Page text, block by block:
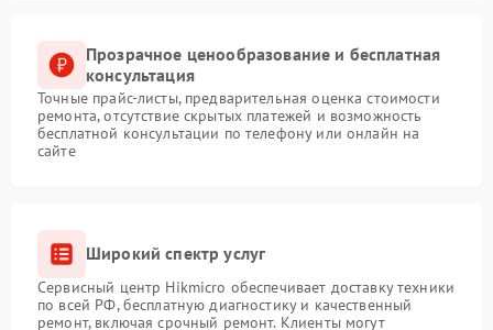
Прозрачное ценообразование и бесплатная
консультация
Точные прайс-листы, предварительная оценка стоимости
ремонта, отсутствие скрытых платежей и возможность
бесплатной консультации по телефону или онлайн на
сайте
Широкий спектр услуг
Сервисный центр Hikmicro обеспечивает доставку техники
по всей РФ, бесплатную диагностику и качественный
ремонт, включая срочный ремонт. Клиенты могут